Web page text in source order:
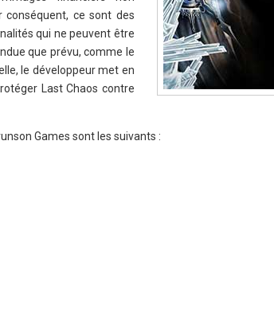
conséquent, ce sont des
qui ne peuvent être
que prévu, comme le
le développeur met en
Last Chaos contre
Games sont les suivants :